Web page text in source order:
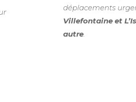
déplacements
Villefontaine et
autre.